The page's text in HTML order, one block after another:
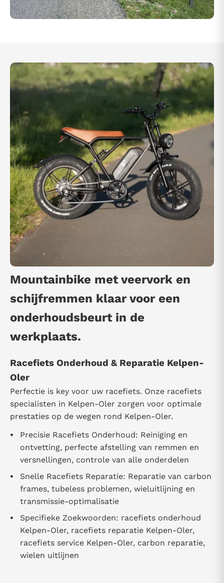
Mountainbike met veervork en
schijfremmen klaar voor een
onderhoudsbeurt in de
werkplaats.
Racefiets Onderhoud & Reparatie Kelpen-
Oler
Perfectie is key voor uw racefiets. Onze racefiets
specialisten in Kelpen-Oler zorgen voor optimale
prestaties op de wegen rond Kelpen-Oler.
Precisie Racefiets Onderhoud: Reiniging en
ontvetting, perfecte afstelling van remmen en
versnellingen, controle van alle onderdelen
Snelle Racefiets Reparatie: Reparatie van carbon
frames, tubeless problemen, wieluitlijning en
transmissie-optimalisatie
Specifieke Zoekwoorden: racefiets onderhoud
Kelpen-Oler, racefiets reparatie Kelpen-Oler,
racefiets service Kelpen-Oler, carbon reparatie,
wielen uitlijnen